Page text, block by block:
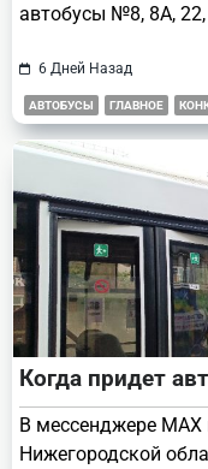
автобусы №8, 8А, 22,
6 Дней Назад
АВТОБУСЫ ГЛАВНОЕ
Когда придет
В мессенджере МАХ
Нижегородской